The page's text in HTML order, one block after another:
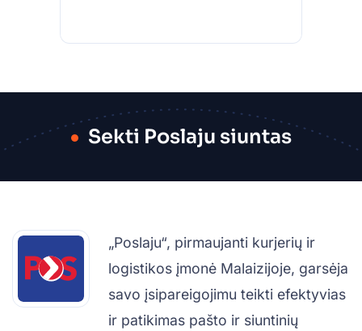
Sekti Poslaju siuntas
„Poslaju“, pirmaujanti kurjerių ir
logistikos įmonė Malaizijoje, garsėja
savo įsipareigojimu teikti efektyvias
ir patikimas pašto ir siuntinių